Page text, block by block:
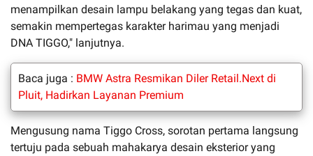
menampilkan desain lampu belakang yang tegas dan kuat,
semakin mempertegas karakter harimau yang menjadi
DNA TIGGO," lanjutnya.
Baca juga : BMW Astra Resmikan Diler Retail.Next di
Pluit, Hadirkan Layanan Premium
Mengusung nama Tiggo Cross, sorotan pertama langsung
tertuju pada sebuah mahakarya desain eksterior yang